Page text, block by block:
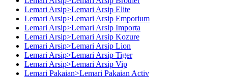
Lemari Arsip>Lemari Arsip Elite
Lemari Arsip>Lemari Arsip Emporium
Lemari Arsip>Lemari Arsip Importa
Lemari Arsip>Lemari Arsip Kozure
Lemari Arsip>Lemari Arsip Lion
Lemari Arsip>Lemari Arsip Tiger
Lemari Arsip>Lemari Arsip Vip
Lemari Pakaian>Lemari Pakaian Activ